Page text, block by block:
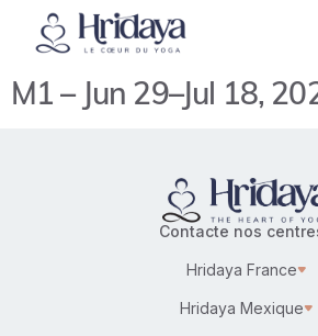
M1 – Jun 29–Jul 18,
Contacte nos
Hridaya France
Hridaya Mexique